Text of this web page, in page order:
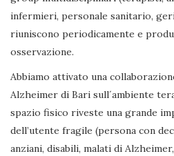
infermieri, personale sanitario,
riuniscono periodicamente e
osservazione.
Abbiamo attivato una
Alzheimer di Bari sull´ambiente
spazio fisico riveste una grande
dell’utente fragile (persona con
anziani, disabili, malati di